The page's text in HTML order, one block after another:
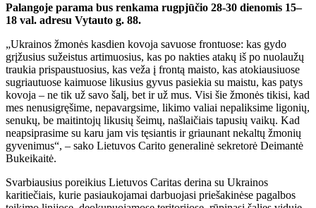
Palangoje parama bus renkama rugpjūčio 28-30 dienomis 15–
18 val. adresu Vytauto g. 88.
„Ukrainos žmonės kasdien kovoja savuose frontuose: kas gydo
grįžusius sužeistus artimuosius, kas po nakties atakų iš po nuolaužų
traukia prispaustuosius, kas veža į frontą maisto, kas atokiausiuose
sugriautuose kaimuose likusius gyvus pasiekia su maistu, kas patys
kovoja – ne tik už savo šalį, bet ir už mus. Visi šie žmonės tikisi, kad
mes nenusigręšime, nepavargsime, likimo valiai nepaliksime ligonių,
senukų, be maitintojų likusių šeimų, našlaičiais tapusių vaikų. Kad
neapsiprasime su karu jam vis tęsiantis ir griaunant nekaltų žmonių
gyvenimus“, – sako Lietuvos Carito generalinė sekretorė Deimantė
Bukeikaitė.
Svarbiausius poreikius Lietuvos Caritas derina su Ukrainos
karitiečiais, kurie pasiaukojamai darbuojasi priešakinėse pagalbos